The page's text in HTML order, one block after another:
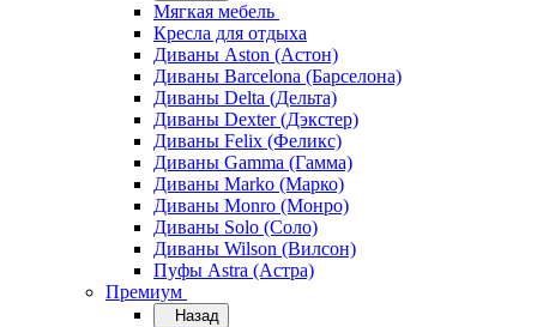
Мягкая мебель
Кресла для отдыха
Диваны Aston (Астон)
Диваны Barcelona (Барселона)
Диваны Delta (Дельта)
Диваны Dexter (Дэкстер)
Диваны Felix (Феликс)
Диваны Gamma (Гамма)
Диваны Marko (Марко)
Диваны Monro (Монро)
Диваны Solo (Соло)
Диваны Wilson (Вилсон)
Пуфы Astra (Астра)
Премиум
Назад